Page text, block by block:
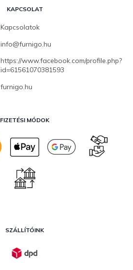
KAPCSOLAT
Kapcsolatok
info@furnigo.hu
https://www.facebook.com/profile.php?
id=61561070381593
furnigo.hu
FIZETÉSI MÓDOK
SZÁLLÍTÓINK